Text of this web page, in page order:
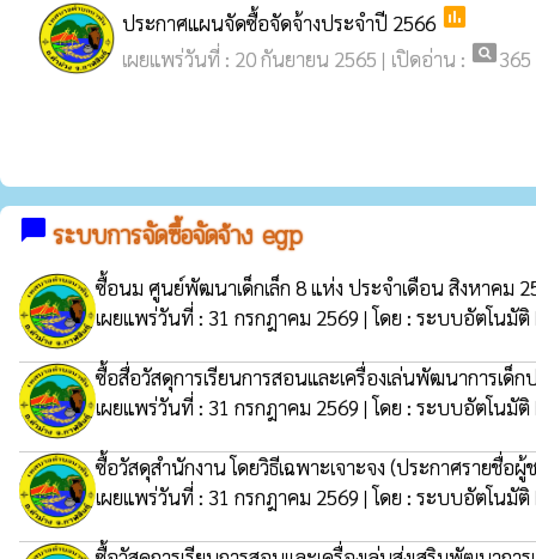
ประกาศแผนจัดซื้อจัดจ้างประจำปี 2566 poll
เผยแพร่วันที่ : 20 กันยายน 2565 | เปิดอ่าน : pageview365
chat_bubble ระบบการจัดซื้อจัดจ้าง egp
ซื้อนม ศูนย์พัฒนาเด็กเล็ก 8 แห่ง ประจำเดือน สิงหาคม
เผยแพร่วันที่ : 31 กรกฎาคม 2569 | โดย : ระบบอัตโนมัติ
ซื้อสื่อวัสดุการเรียนการสอนและเครื่องเล่นพัฒนาการเด็
เผยแพร่วันที่ : 31 กรกฎาคม 2569 | โดย : ระบบอัตโนมัติ
ซื้อวัสดุสำนักงาน โดยวิธีเฉพาะเจาะจง (ประกาศรายชื่อผู้
เผยแพร่วันที่ : 31 กรกฎาคม 2569 | โดย : ระบบอัตโนมัติ